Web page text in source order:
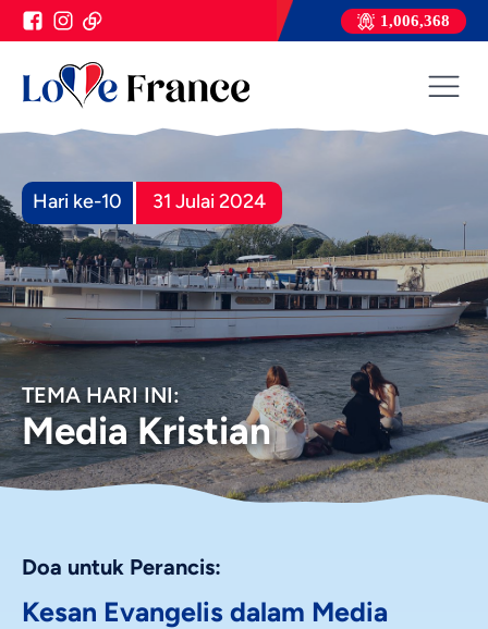
1,006,368
Hari ke-10 31 Julai 2024
TEMA HARI INI:
Media Kristian
Doa untuk Perancis:
Kesan Evangelis dalam Media